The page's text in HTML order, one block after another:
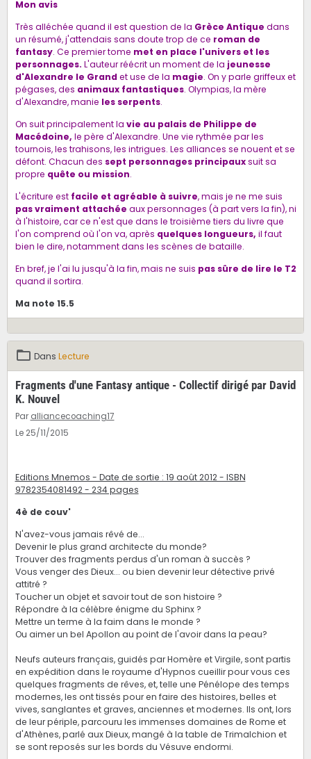
Mon avis
Très alléchée quand il est question de la Grèce Antique dans
un résumé, j'attendais sans doute trop de ce roman de
fantasy. Ce premier tome met en place l'univers et les
personnages. L'auteur réécrit un moment de la jeunesse
d'Alexandre le Grandet use de la magie. On y parle griffeux et
pégases, des animaux fantastiques. Olympias, la mère
d'Alexandre, manie les serpents.
On suit principalement la vie au palais de Philippe de
Macédoine, le père d'Alexandre. Une vie rythmée par les
tournois, les trahisons, les intrigues. Les alliances se nouent et se
défont. Chacun des sept personnages principauxsuit sa
propre quête ou mission.
L'écriture est facile et agréable à suivre, mais je ne me suis
pas vraiment attachée aux personnages (à part vers la fin), ni
à l'histoire, car ce n'est que dans le troisième tiers du livre que
l'on comprend où l'on va, après quelques longueurs, il faut
bien le dire, notamment dans les scènes de bataille.
En bref, je l'ai lu jusqu'à la fin, mais ne suis pas sûre de lire le T2
quand il sortira.
Ma note 15.5
Dans Lecture
Fragments d'une Fantasy antique - Collectif dirigé par David
K. Nouvel
Par alliancecoaching17
Le 25/11/2015
Editions Mnemos - Date de sortie : 19 août 2012 - ISBN
9782354081492 - 234 pages
4è de couv'
N'avez-vous jamais rêvé de...
Devenir le plus grand architecte du monde?
Trouver des fragments perdus d'un roman à succès ?
Vous venger des Dieux... ou bien devenir leur détective privé
attitré ?
Toucher un objet et savoir tout de son histoire ?
Répondre à la célèbre énigme du Sphinx ?
Mettre un terme à la faim dans le monde ?
Ou aimer un bel Apollon au point de l'avoir dans la peau?
Neufs auteurs français, guidés par Homère et Virgile, sont partis
en expédition dans le royaume d'Hypnos cueillir pour vous ces
quelques fragments de rêves, et, telle une Pénélope des temps
modernes, les ont tissés pour en faire des histoires, belles et
vives, sanglantes et graves, anciennes et modernes. Ils ont, lors
de leur périple, parcouru les immenses domaines de Rome et
d'Athènes, parlé aux Dieux, mangé à la table de Trimalchion et
se sont reposés sur les bords du Vésuve endormi.